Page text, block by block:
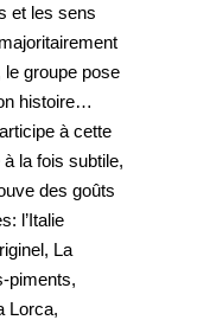
et les sens
groupe pose
histoire…
à cette
la fois subtile,
des goûts
l’Italie
La
piments,
Lorca,